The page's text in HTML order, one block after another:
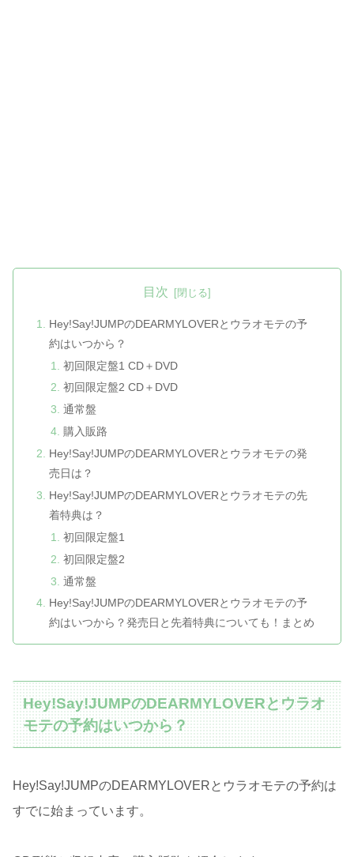
目次
Hey!Say!JUMPのDEARMYLOVERとウラオモテの予
約はいつから？
初回限定盤1 CD＋DVD
初回限定盤2 CD＋DVD
通常盤
購入販路
Hey!Say!JUMPのDEARMYLOVERとウラオモテの発
売日は？
Hey!Say!JUMPのDEARMYLOVERとウラオモテの先
着特典は？
初回限定盤1
初回限定盤2
通常盤
Hey!Say!JUMPのDEARMYLOVERとウラオモテの予
約はいつから？発売日と先着特典についても！まとめ
Hey!Say!JUMPのDEARMYLOVERとウラオ
モテの予約はいつから？
Hey!Say!JUMPのDEARMYLOVERとウラオモテの予約は
すでに始まっています。